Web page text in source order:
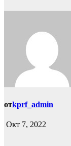
отkprf_admin
Окт 7, 2022